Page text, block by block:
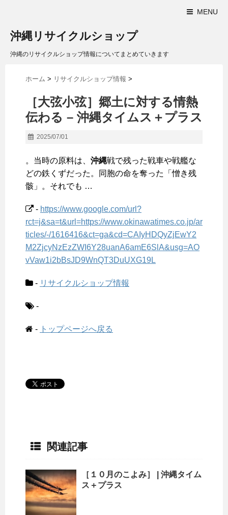
MENU
沖縄リサイクルショップ
沖縄のリサイクルショップ情報についてまとめていきます
ホーム > リサイクルショップ情報 >
［大弦小弦］郷土に対する情熱
伝わる – 沖縄タイムス＋プラス
2025/07/01
。当時の原料は、 沖縄戦で残った戦車や戦艦な
どの鉄くずだった。同胞の命を奪った「憎き残
骸」。それでも …
- https://www.google.com/url?
rct=j&sa=t&url=https://www.okinawatimes.co.jp/ar
ticles/-/1616416&ct=ga&cd=CAIyHDQyZjEwY2
M2ZjcyNzEzZWI6Y28uanA6amE6SlA&usg=AO
vVaw1i2bBsJD9WnQT3DuUXG19L
- リサイクルショップ情報
-
- トップページへ戻る
関連記事
［１０月のこよみ］ | 沖縄タイム
ス＋プラス